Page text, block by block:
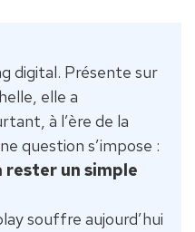
digital. Présente sur
elle a
à l’ère de la
question s’impose :
un simple
souffre aujourd’hui